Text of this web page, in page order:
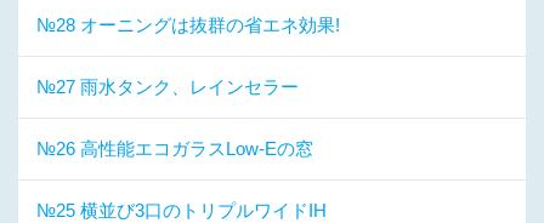
№28 オーニングは抜群の省エネ効果!
№27 雨水タンク、レインセラー
№26 高性能エコガラスLow-Eの窓
№25 横並び3口のトリプルワイドIH